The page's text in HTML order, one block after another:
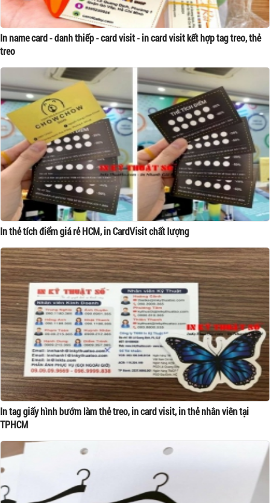
In name card - danh thiếp - card visit - in card visit kết hợp tag treo, thẻ
treo
In thẻ tích điểm giá rẻ HCM, in CardVisit chất lượng
In tag giấy hình bướm làm thẻ treo, in card visit, in thẻ nhân viên tại
TPHCM